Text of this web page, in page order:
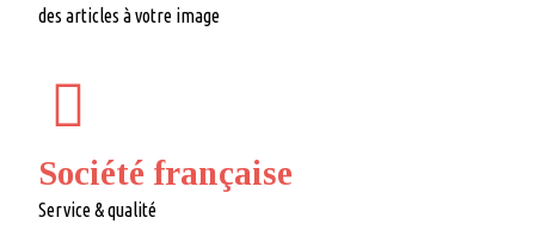
des articles à votre image
Société française
Service & qualité